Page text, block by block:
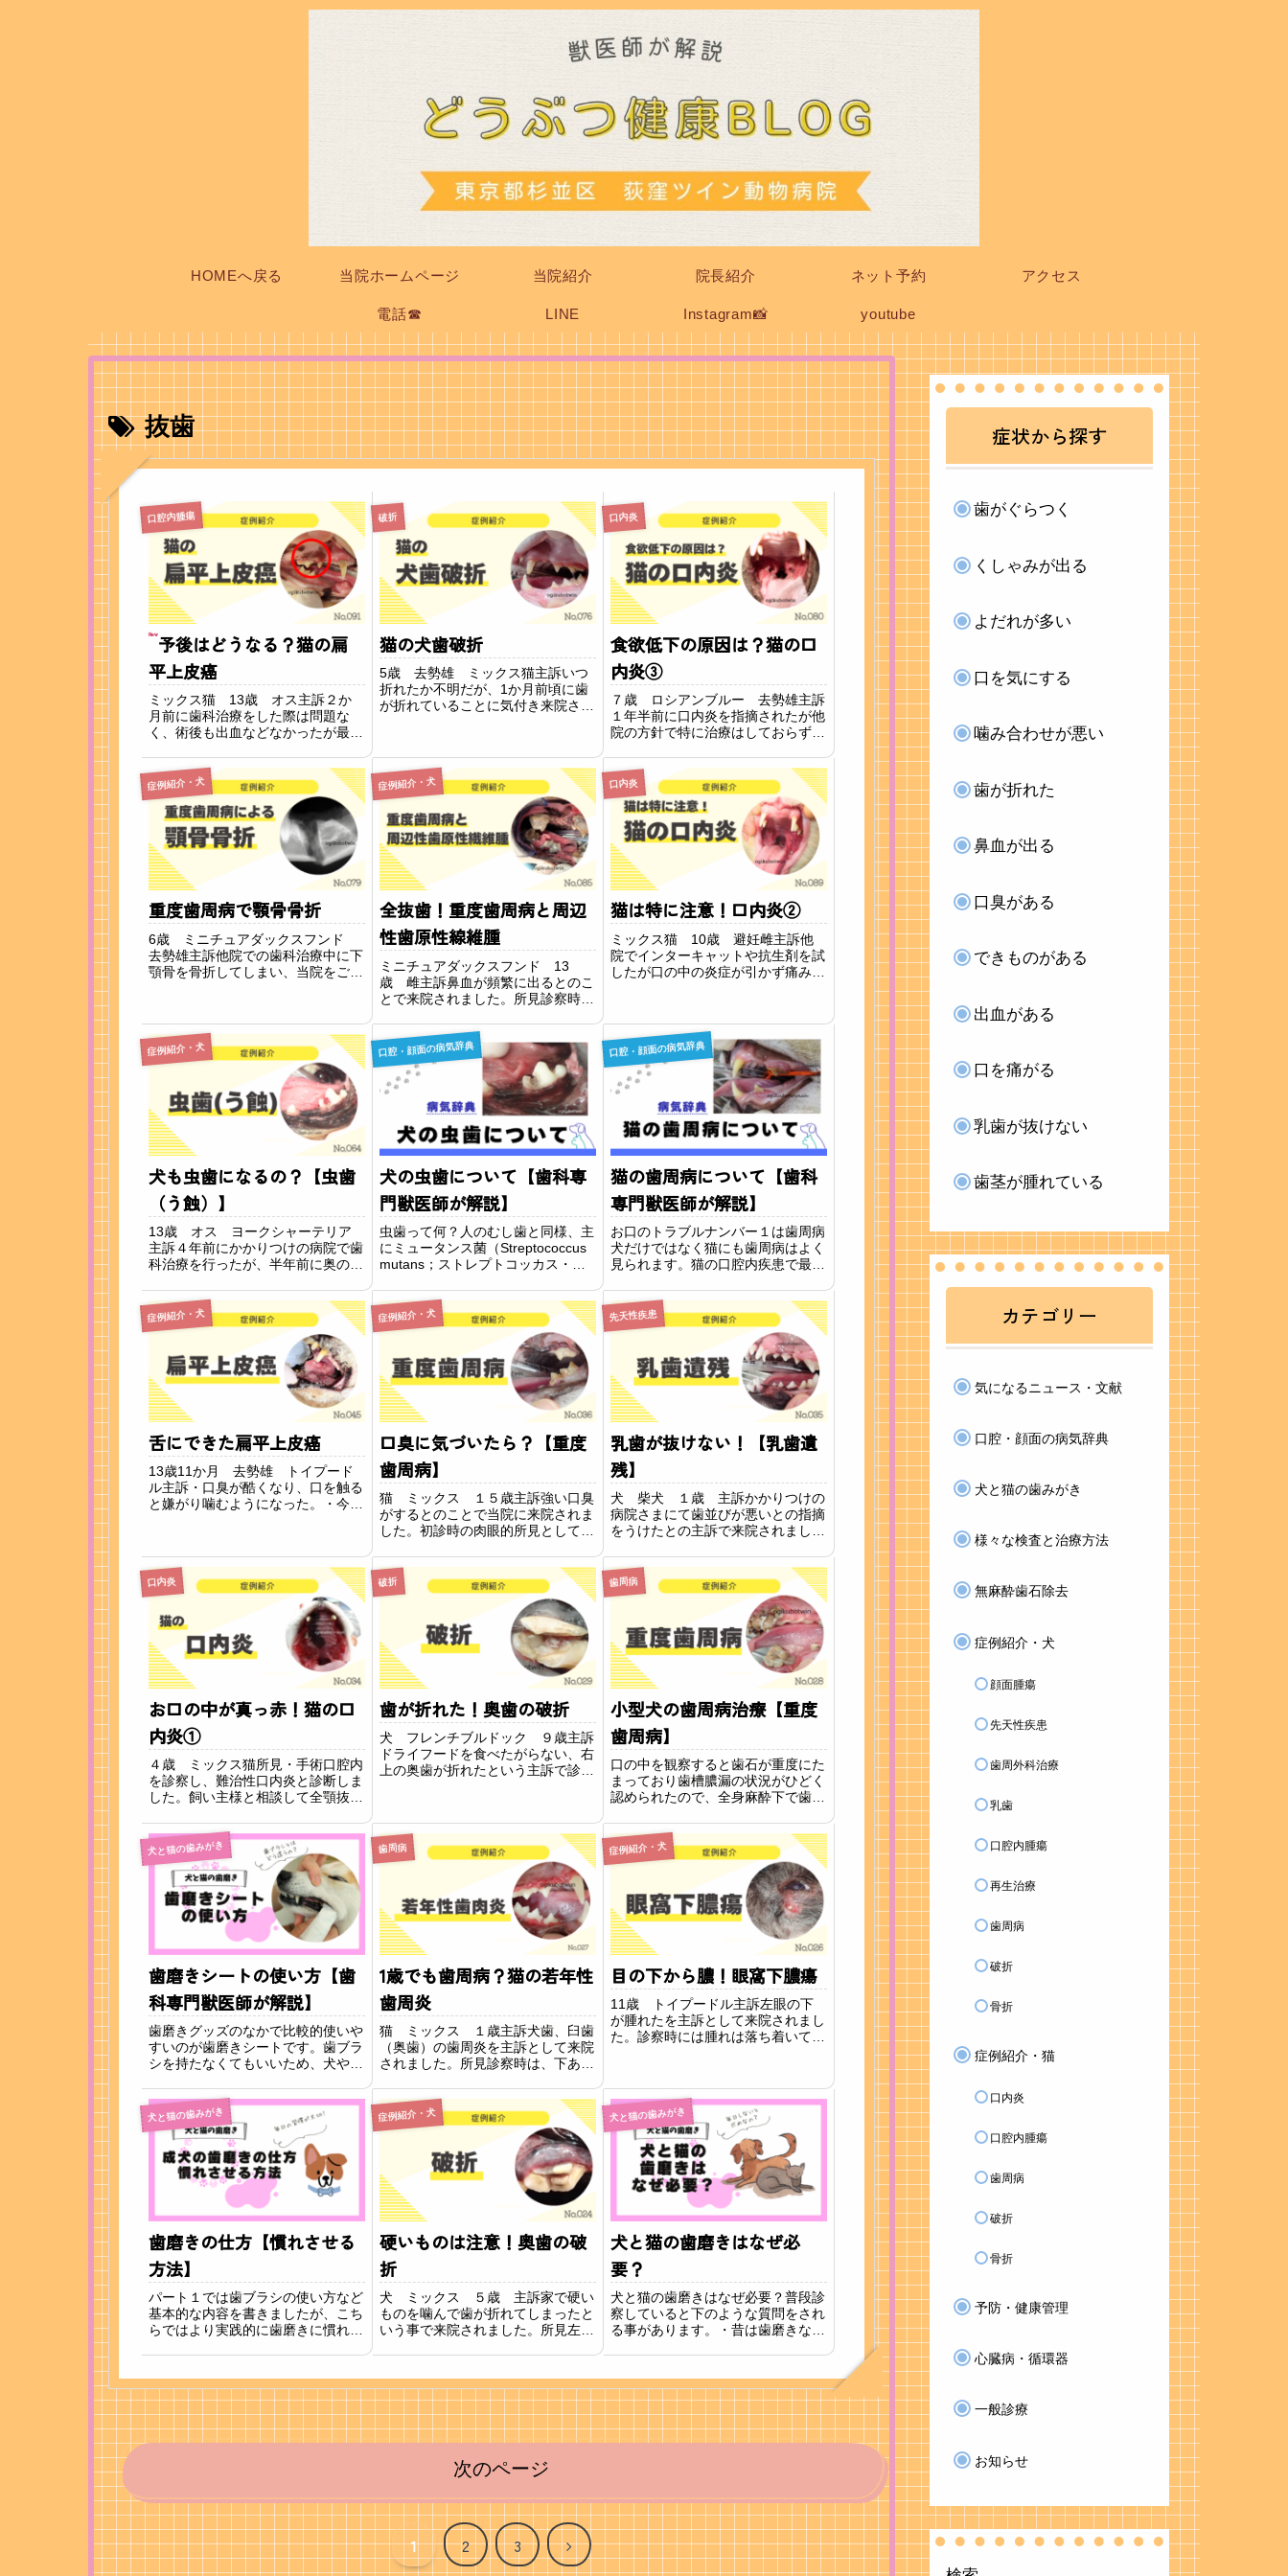
HOMEへ戻る 当院ホームページ 当院紹介 院長紹介 ネット予約 アクセス
電話☎ LINE Instagram📸 youtube
抜歯
口腔内腫瘍
New予後はどうなる？猫の扁
平上皮癌
ミックス猫 13歳 オス主訴２か
月前に歯科治療をした際は問題な
く、術後も出血などなかったが最近
り、歯茎が盛り上がって来たことが
気になり来院されました。所見診察
時に上顎の歯茎が赤く広がっている
様子が確認できまし...
破折
猫の犬歯破折
5歳 去勢雄 ミックス猫主訴いつ
折れたか不明だが、1か月前頃に歯
が折れていることに気付き来院され
しているため露髄していると思われ
ます。露髄…歯が折れて中の神経ま
で露出してしまっ...
口内炎
食欲低下の原因は？猫の口
内炎③
７歳 ロシアンブルー 去勢雄主訴
１年半前に口内炎を指摘されたが他
院の方針で特に治療はしておらず、
あり、それに加えて出血がみられた
ので治療をしたいと思い当院に来院
されました。所見口腔内は赤くひど
く腫れており口内...
症例紹介・犬
重度歯周病で顎骨骨折
6歳 ミニチュアダックスフンド
去勢雄主訴他院での歯科治療中に下
顎骨を骨折してしまい、当院をご紹
部位で骨折が確認されました。治療
全身麻酔下にて骨折の治療の支障に
なる歯は抜歯しま...
症例紹介・犬
全抜歯！重度歯周病と周辺
性歯原性線維腫
ミニチュアダックスフンド 13
歳 雌主訴鼻血が頻繁に出るとのこ
とで来院されました。所見診察時の
廔が疑われる状況でした。重度歯周
病が原因で鼻血が出ていると思われ
るが腫瘍の可能性もあるとお伝えし
ました。さらに、右...
口内炎
猫は特に注意！口内炎②
ミックス猫 10歳 避妊雌主訴他
院でインターキャットや抗生剤を試
したが口の中の炎症が引かず痛みが
ウイルス感染症に対する治療薬所見
診察時、多くのよだれがでていて、
口の奥の口峡部が...
症例紹介・犬
犬も虫歯になるの？【虫歯
（う蝕）】
13歳 オス ヨークシャーテリア
主訴４年前にかかりつけの病院で歯
科治療を行ったが、半年前に奥の歯
穴の状態が悪化してきているため当
院に来院されました。所見診察時に
左下顎第一後臼歯（奥歯）に裂溝が
口腔・顔面の病気辞典
犬の虫歯について【歯科専
門獣医師が解説】
虫歯って何？人のむし歯と同様、主
にミュータンス菌（Streptococcus
mutans；ストレプトコッカス・ミ
歯の表面に付着して糖を栄養にし
て、酸を産生する事で歯を溶かし穴
が開いた状態の事を言います。歯
口腔・顔面の病気辞典
猫の歯周病について【歯科
専門獣医師が解説】
お口のトラブルナンバー１は歯周病
犬だけではなく猫にも歯周病はよく
見られます。猫の口腔内疾患で最も
だ、犬と異なり単純な歯周病ではな
く口内炎や吸収病巣といった他の疾
患と併発している事が多くあります
症例紹介・犬
舌にできた扁平上皮癌
13歳11か月 去勢雄 トイプード
ル主訴・口臭が酷くなり、口を触る
と嫌がり噛むようになった。・今ま
ない。・ご飯をこぼしながら食べて
いる。・元々食欲旺盛な子がゆっく
りしかご飯を食...
症例紹介・犬
口臭に気づいたら？【重度
歯周病】
猫 ミックス １５歳主訴強い口臭
がするとのことで当院に来院されま
した。初診時の肉眼的所見として、
ットから排膿を認めました。口臭の
原因として重度歯周病が疑われまし
た。感染症の治療とQOLの改善の
先天性疾患
乳歯が抜けない！【乳歯遺
残】
犬 柴犬 １歳 主訴かかりつけの
病院さまにて歯並びが悪いとの指摘
をうけたとの主訴で来院されまし
は、乳犬歯がすべて遺残しており、
それにり左下あごの永久犬歯が正し
い位置に生えておらず、左上あごの
口内炎
お口の中が真っ赤！猫の口
内炎①
４歳 ミックス猫所見・手術口腔内
を診察し、難治性口内炎と診断しま
した。飼い主様と相談して全顎抜歯
から３週間後の様子です。口の中の
赤い腫れがだいぶ落ち着いて綺麗に
なっています。これならご飯食べた
時にも痛くありま...
破折
歯が折れた！奥歯の破折
犬 フレンチブルドック ９歳主訴
ドライフードを食べたがらない、右
上の奥歯が折れたという主訴で診察
に深く歯が折れていました。神経
（歯髄）に炎症を起こし疼痛を伴っ
ている可能性が強く...
歯周病
小型犬の歯周病治療【重度
歯周病】
口の中を観察すると歯石が重度にた
まっており歯槽膿漏の状況がひどく
認められたので、全身麻酔下で歯周
犬と猫の歯みがき
歯磨きシートの使い方【歯
科専門獣医師が解説】
歯磨きグッズのなかで比較的使いや
すいのが歯磨きシートです。歯ブラ
シを持たなくてもいいため、犬や猫
指先の感覚で歯を触りながら擦る事
で汚れを落としていきます。工夫さ
れた歯磨きシートには歯垢を絡め取
りやすく設計され...
歯周病
1歳でも歯周病？猫の若年性
歯周炎
猫 ミックス １歳主訴犬歯、臼歯
（奥歯）の歯周炎を主訴として来院
されました。所見診察時は、下あご
茎の炎症が認められ、下あごの切歯
（前歯）は歯周病によって全て抜け
落ちていました。歯科レントゲンで
症例紹介・犬
目の下から膿！眼窩下膿瘍
11歳 トイプードル主訴左眼の下
が腫れたを主訴として来院されまし
た。診察時には腫れは落ち着いてい
状況も悪いため歯周病によって目の
下が腫れたものと診断されました。
確定診断を兼ねて...
犬と猫の歯みがき
歯磨きの仕方【慣れさせる
方法】
パート１では歯ブラシの使い方など
基本的な内容を書きましたが、こち
らではより実践的に歯磨きに慣れさ
きを毎日の習慣にする事！人と同じ
た歯垢が歯石にな...
症例紹介・犬
硬いものは注意！奥歯の破
折
犬 ミックス ５歳 主訴家で硬い
ものを噛んで歯が折れてしまったと
いう事で来院されました。所見左上
歯髄の部分が黒く変色していまし
歯を抜歯いたしました...
犬と猫の歯みがき
犬と猫の歯磨きはなぜ必
要？
犬と猫の歯磨きはなぜ必要？普段診
察していると下のような質問をされ
る事があります。・昔は歯磨きなん
ご飯も食べれてるし痛くないよね？
った事を想像して...
次のページ
1 2 3
次
症状から探す
歯がぐらつく
くしゃみが出る
よだれが多い
口を気にする
噛み合わせが悪い
歯が折れた
鼻血が出る
口臭がある
できものがある
出血がある
口を痛がる
乳歯が抜けない
歯茎が腫れている
カテゴリー
気になるニュース・文献
口腔・顔面の病気辞典
犬と猫の歯みがき
様々な検査と治療方法
無麻酔歯石除去
症例紹介・犬
顔面腫瘍
先天性疾患
歯周外科治療
乳歯
口腔内腫瘍
再生治療
歯周病
破折
骨折
症例紹介・猫
口内炎
口腔内腫瘍
歯周病
破折
骨折
予防・健康管理
心臓病・循環器
一般診療
お知らせ